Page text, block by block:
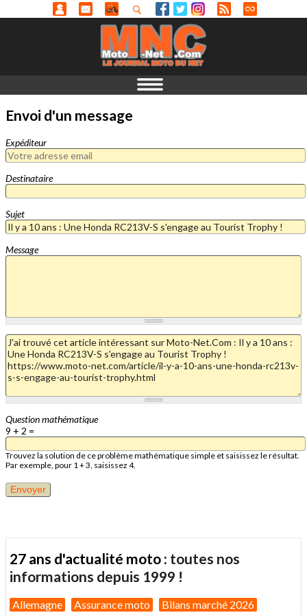
Envoi d'un message
Expéditeur
Destinataire
Sujet
Message
Question mathématique
9 + 2 =
Trouvez la solution de ce problème mathématique simple et saisissez le résultat.
Par exemple, pour 1 + 3, saisissez 4.
27 ans d'actualité moto : toutes nos
informations depuis 1999 !
Allemagne Assurance moto Bilans marché 2026